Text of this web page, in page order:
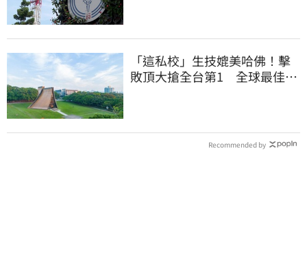
「這私校」生技媲美哈佛！擊
敗頂大搶全台第1 全球最佳大
Recommended by